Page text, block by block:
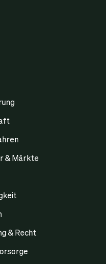
& Märkte
& Recht